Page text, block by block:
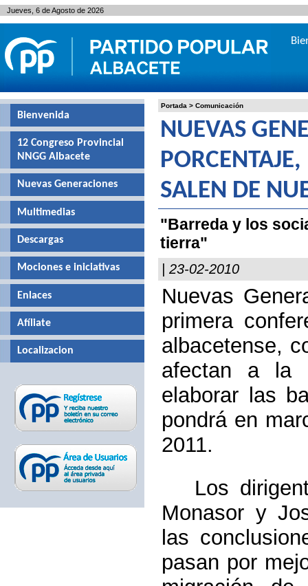
Portada > Comunicación
NUEVAS
SALEN DE
"Barreda y los
tierra"
| 23-02-2010
Nuevas
primera
albacetense,
afectan a la
elaborar las
pondrá en
2011.
Los
Monasor y
las
pasan por
Bienvenida
12 Congreso Provincial
NNGG Albacete
Nuevas Generaciones
Multimedias
Descargas
Mociones e iniciativas
Enlaces
Afíliate
Localizacion
Jueves, 6 de Agosto de 2026